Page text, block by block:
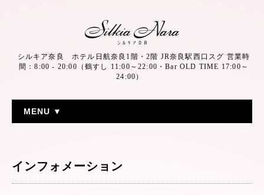
シルキア奈良 ホテル日航奈良1階・2階 JR奈良駅西口スグ 営業時
間：8:00 - 20:00（鶴すし 11:00～22:00・Bar OLD TIME 17:00～
24:00）
MENU ▼
インフォメーション